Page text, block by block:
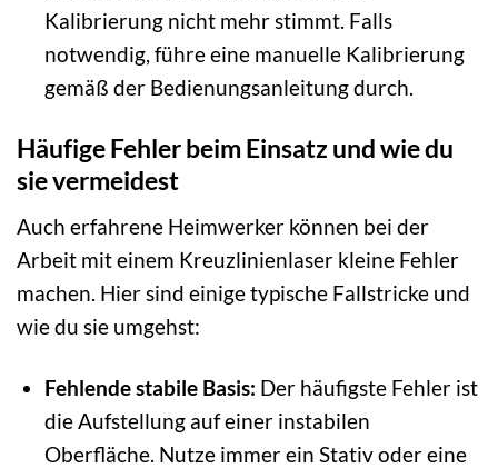
Kalibrierung nicht mehr stimmt. Falls
notwendig, führe eine manuelle Kalibrierung
gemäß der Bedienungsanleitung durch.
Häufige Fehler beim Einsatz und wie du
sie vermeidest
Auch erfahrene Heimwerker können bei der
Arbeit mit einem Kreuzlinienlaser kleine Fehler
machen. Hier sind einige typische Fallstricke und
wie du sie umgehst:
Fehlende stabile Basis: Der häufigste Fehler ist
die Aufstellung auf einer instabilen
Oberfläche. Nutze immer ein Stativ oder eine